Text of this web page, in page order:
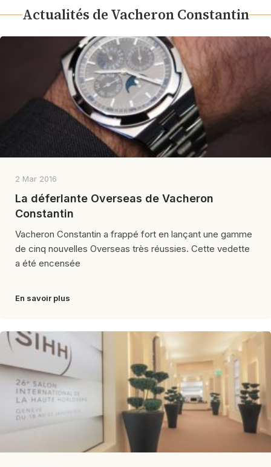
Actualités de Vacheron Constantin
2 Mar 2016
La déferlante Overseas de Vacheron
Constantin
Vacheron Constantin a frappé fort en lançant une gamme
de cinq nouvelles Overseas très réussies. Cette vedette
a été encensée
En savoir plus